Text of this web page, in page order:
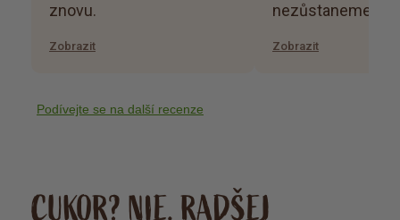
znovu.
Zobrazit
nezůstaneme. :)
Zobrazit
Podívejte se na další recenze
CUKOR? NIE. RADŠEJ